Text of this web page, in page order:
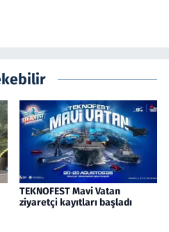
TEKNOFEST Mavi Vatan
ziyaretçi kayıtları başladı